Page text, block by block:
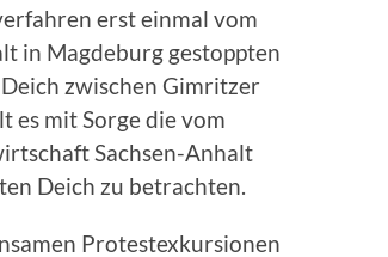
erst einmal vom
in Magdeburg gestoppten
zwischen Gimritzer
es mit Sorge die vom
Sachsen-Anhalt
Deich zu betrachten.
Protestexkursionen